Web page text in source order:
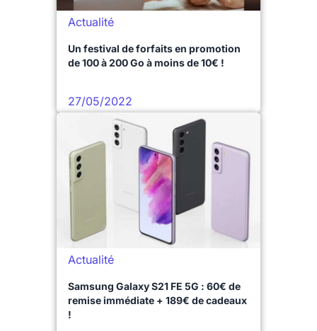
Actualité
Un festival de forfaits en promotion
de 100 à 200 Go à moins de 10€ !
27/05/2022
Actualité
Samsung Galaxy S21 FE 5G : 60€ de
remise immédiate + 189€ de cadeaux
!